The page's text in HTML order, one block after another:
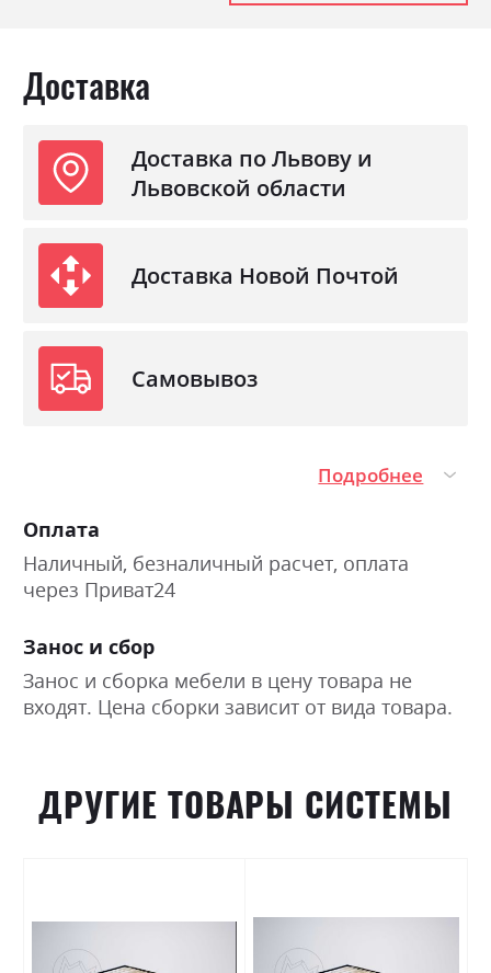
С матрасом
Доставка
Доставка по Львову и
Львовской области
Доставка Новой Почтой
Самовывоз
Подробнее
Оплата
Наличный, безналичный расчет, оплата
через Приват24
Занос и сбор
Занос и сборка мебели в цену товара не
входят. Цена сборки зависит от вида товара.
ДРУГИЕ ТОВАРЫ СИСТЕМЫ